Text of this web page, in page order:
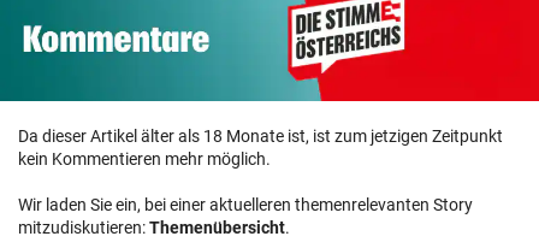
Da dieser Artikel älter als 18 Monate ist, ist zum jetzigen Zeitpunkt
kein Kommentieren mehr möglich.
Wir laden Sie ein, bei einer aktuelleren themenrelevanten Story
mitzudiskutieren:Themenübersicht.